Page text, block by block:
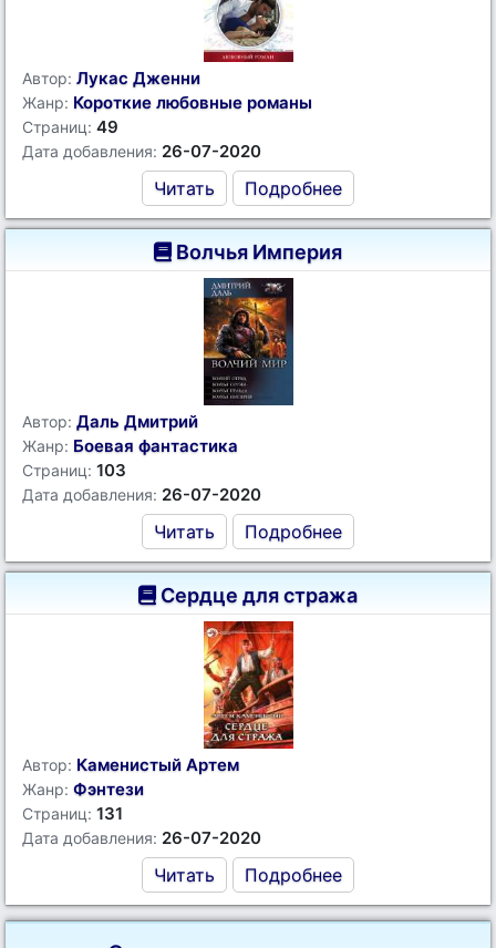
Автор: Лукас Дженни
Жанр: Короткие любовные романы
Страниц: 49
Дата добавления: 26-07-2020
Читать Подробнее
Волчья Империя
Автор: Даль Дмитрий
Жанр: Боевая фантастика
Страниц: 103
Дата добавления: 26-07-2020
Читать Подробнее
Сердце для стража
Автор: Каменистый Артем
Жанр: Фэнтези
Страниц: 131
Дата добавления: 26-07-2020
Читать Подробнее